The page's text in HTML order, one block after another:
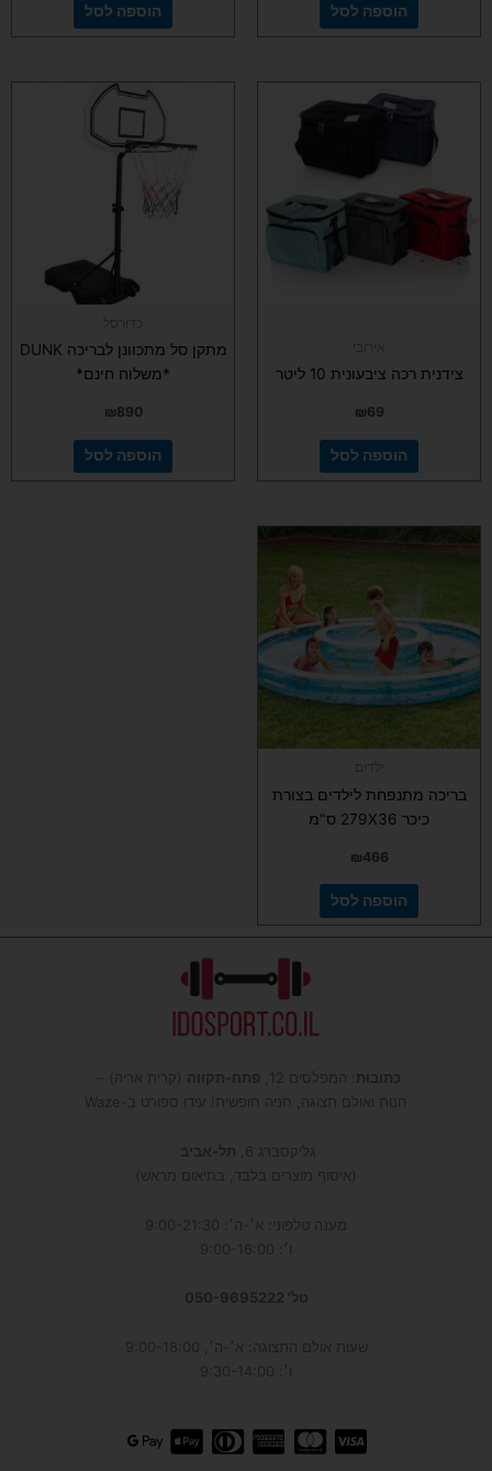
הוספה לסל הוספה לסל
צידנית רכה ציבעונית 10 ליטר
₪69
הוספה לסל
מתקן סל מתכוונן לבריכה DUNK
*משלוח חינם*
₪890
הוספה לסל
בריכה מתנפחת לילדים בצורת
כיכר 279X36 ס"מ
₪466
הוספה לסל
כתובות : המפלסים 12, פתח-תקווה (קרית אריה) –
חנות ואולם תצוגה, חניה חופשית! עידו ספורט ב-Waze
גליקסברג 6,
תל-אביב
(איסוף מוצרים בלבד, בתיאום מראש)
מענה טלפוני: א׳-ה׳: 9:00-21:30
ו׳: 9:00-16:00
טל' 050-9695222
שעות אולם התצוגה: א׳-ה׳, 9:00-18:00
ו׳: 9:30-14:00